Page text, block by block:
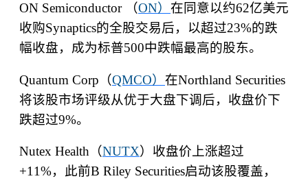
ON Semiconductor （ON） 在同意以约62亿美元
收购Synaptics的全股交易后，以超过23%的跌
幅收盘，成为标普500中跌幅最高的股东。
Quantum Corp （QMCO） 在Northland Securities
将该股市场评级从优于大盘下调后，收盘价下
跌超过9%。
Nutex Health （NUTX）收盘价上涨超过
+11%，此前B Riley Securities启动该股覆盖，